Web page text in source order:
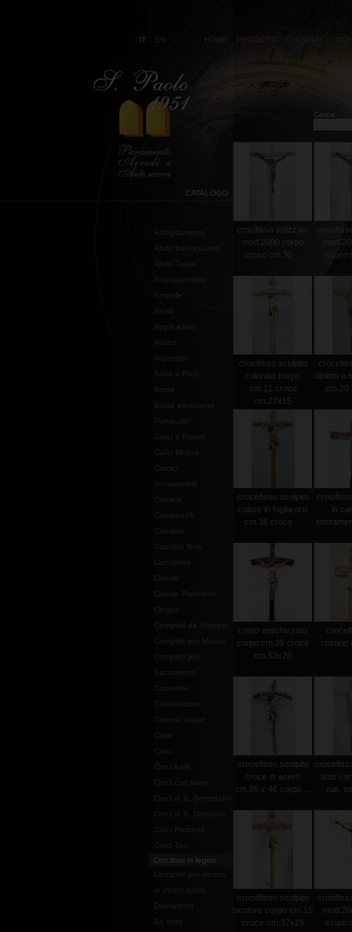
IT EN HOME PRODOTTI CHI SIAMO
Cerca:
CATALOGO
Abbigliamento
Abito francescano
Abito Talare
Acquasantiere
Ampolle
Anelli
Applicazioni
Arazzi
Aspersori
Bordi e Pizzi
Borse
Borse elemosina-
Portacalici
Calici e Pissidi
Calici Molina
Campanelli
Candele
Candele finte
Candelieri
Casule
Casule Pietrobon
Cingoli
Completi da Viaggio
Completi per Messa
Completi per
Sacramenti
Copertine
Copriamboni
Corone statue
Cotte
Croci
Croci Astili
Croci con base
Croci di S. Benedetto
Croci di S. Damiano
Croci Pettorali
Croci Tau
Crocifissi in legno
Completi per messa
in punto Assisi
Dalmatiche
Ex Voto
crocifisso stilizzato
mod.2000 corpo
scuro cm.30 ...
scuro
crocifisso scolpito
colorato corpo
cm.12 croce
cm.27x15
dipinto a
cm.20
crocefisso scolpito
colore in foglia oro
cm.36 croce ...
in
cristo antichizzato
corpo cm.25 croce
cm.53x28
rosario
crocefisso scolpito
croce in acero
cm.85 x 46 corpo ...
tinte
nat.
crocefisso scolpito
bicolore corpo cm.15
croce cm.37x19
scuro